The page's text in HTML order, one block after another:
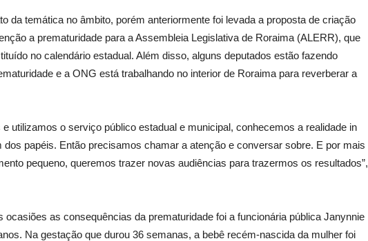
da temática no âmbito, porém anteriormente foi levada a proposta de criação
a prematuridade para a Assembleia Legislativa de Roraima (ALERR), que
no calendário estadual. Além disso, alguns deputados estão fazendo
e a ONG está trabalhando no interior de Roraima para reverberar a
utilizamos o serviço público estadual e municipal, conhecemos a realidade in
dos papéis. Então precisamos chamar a atenção e conversar sobre. E por mais
pequeno, queremos trazer novas audiências para trazermos os resultados”,
ocasiões as consequências da prematuridade foi a funcionária pública Janynnie
Na gestação que durou 36 semanas, a bebê recém-nascida da mulher foi